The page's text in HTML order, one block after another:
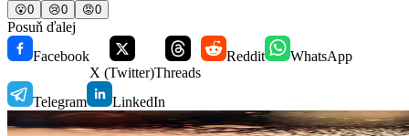
😮0 😢0 😡0
Posuň ďalej
Facebook
X (Twitter)Threads
Reddit WhatsApp
Telegram LinkedIn